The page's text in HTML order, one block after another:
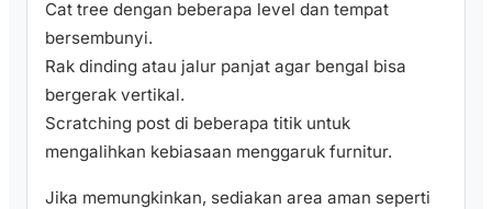
Cat tree dengan beberapa level dan tempat
bersembunyi.
Rak dinding atau jalur panjat agar bengal bisa
bergerak vertikal.
Scratching post di beberapa titik untuk
mengalihkan kebiasaan menggaruk furnitur.
Jika memungkinkan, sediakan area aman seperti